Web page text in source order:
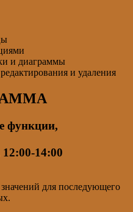
и диаграммы
и удаления
функции,
14:00
для последующего